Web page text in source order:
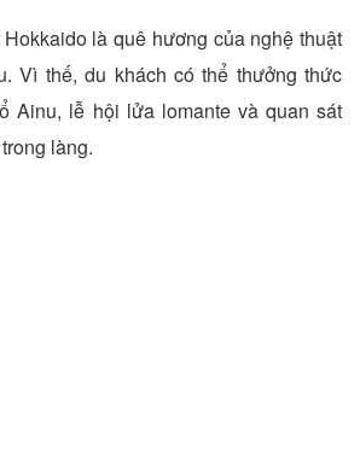
là quê hương của nghệ thuật
Vì thế, du khách có thể thưởng thức
Ainu, lễ hội lửa lomante và quan sát
làng.